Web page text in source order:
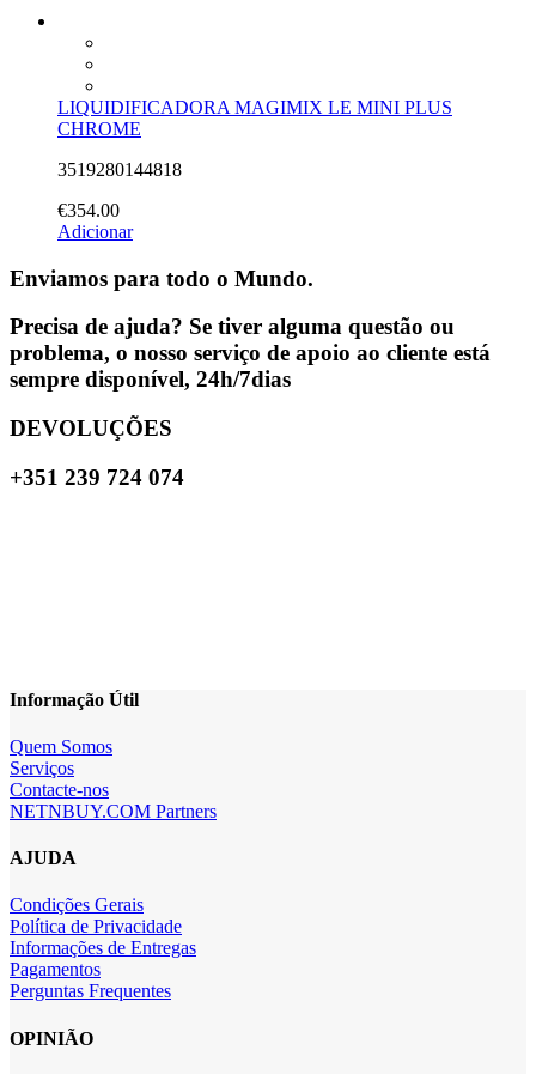
LIQUIDIFICADORA MAGIMIX LE MINI PLUS
CHROME
3519280144818
€354.00
Adicionar
Enviamos para todo o Mundo.
Precisa de ajuda? Se tiver alguma questão ou
problema, o nosso serviço de apoio ao cliente está
sempre disponível, 24h/7dias
DEVOLUÇÕES
+351 239 724 074
Informação Útil
Quem Somos
Serviços
Contacte-nos
NETNBUY.COM Partners
AJUDA
Condições Gerais
Política de Privacidade
Informações de Entregas
Pagamentos
Perguntas Frequentes
OPINIÃO